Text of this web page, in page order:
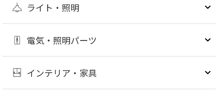
ライト・照明
電気・照明パーツ
インテリア・家具